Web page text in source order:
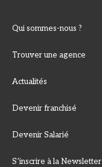
Qui sommes-nous ?
Trouver une agence
Actualités
Devenir franchisé
Devenir Salarié
S’inscrire à la Newsletter